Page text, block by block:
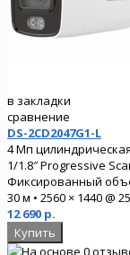
в закладки
сравнение
DS-2CD2047G1-L
4 Мп
1/1.8″ Progressive
Фиксированный
30 м • 2560 × 1440 @
12 690 р.